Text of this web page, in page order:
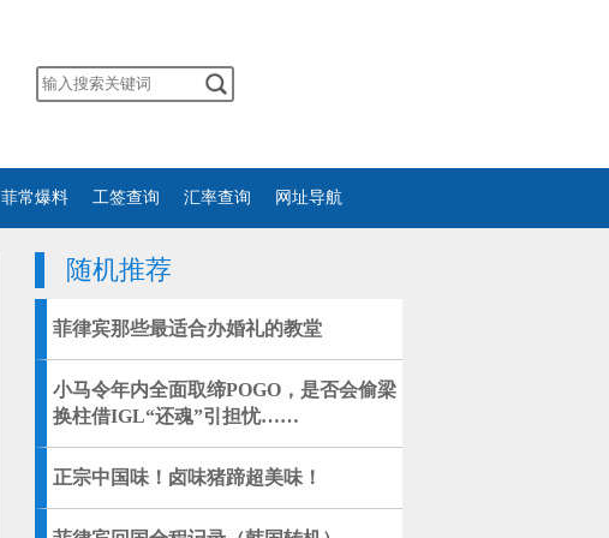
菲常爆料 工签查询 汇率查询 网址导航
随机推荐
菲律宾那些最适合办婚礼的教堂
小马令年内全面取缔POGO，是否会偷梁
换柱借IGL“还魂”引担忧……
正宗中国味！卤味猪蹄超美味！